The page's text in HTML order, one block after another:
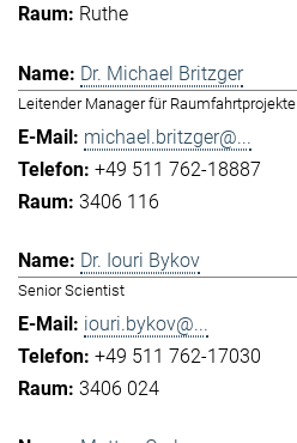
Ruthe
Dr. Michael Britzger
Leitender Manager für Raumfahrtprojekte
michael.britzger@...
+49 511 762-18887
3406 116
Dr. Iouri Bykov
Senior Scientist
iouri.bykov@...
+49 511 762-17030
3406 024